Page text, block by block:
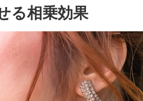
る相乗効果